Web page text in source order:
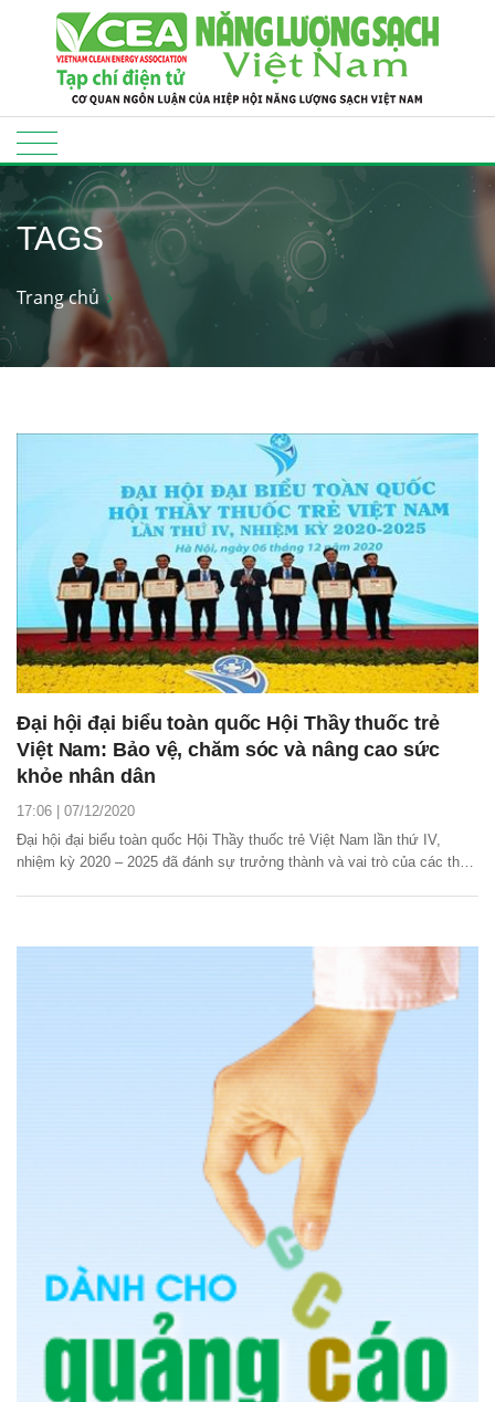
TAGS
Trang chủ
Đại hội đại biểu toàn quốc Hội Thầy thuốc trẻ
Việt Nam: Bảo vệ, chăm sóc và nâng cao sức
khỏe nhân dân
17:06 | 07/12/2020
Đại hội đại biểu toàn quốc Hội Thầy thuốc trẻ Việt Nam lần thứ IV,
nhiệm kỳ 2020 – 2025 đã đánh sự trưởng thành và vai trò của các thầy